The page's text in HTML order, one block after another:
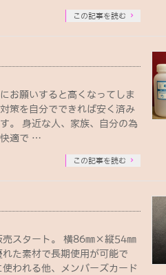
この記事を読む
お願いすると高くなってしま
策を自分でできれば安く済み
。 身近な人、家族、自分の為
快適で …
この記事を読む
売スタート。 横86㎜×縦54㎜
た素材で長期使用が可能で
われる他、メンバーズカード